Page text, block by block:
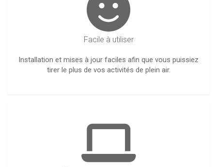
Facile à utiliser
Installation et mises à jour faciles afin que vous puissiez
tirer le plus de vos activités de plein air.